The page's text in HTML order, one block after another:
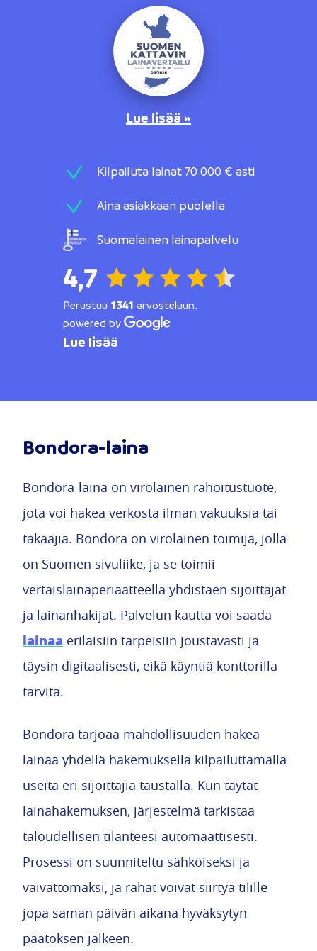
Lue lisää »
Kilpailuta lainat 70 000 € asti
Aina asiakkaan puolella
Suomalainen lainapalvelu
4,7
Perustuu 1341 arvosteluun.
powered by
Lue lisää
Bondora-laina
Bondora-laina on virolainen rahoitustuote,
jota voi hakea verkosta ilman vakuuksia tai
takaajia. Bondora on virolainen toimija, jolla
on Suomen sivuliike, ja se toimii
vertaislainaperiaatteella yhdistäen sijoittajat
ja lainanhakijat. Palvelun kautta voi saada
lainaa erilaisiin tarpeisiin joustavasti ja
täysin digitaalisesti, eikä käyntiä konttorilla
tarvita.
Bondora tarjoaa mahdollisuuden hakea
lainaa yhdellä hakemuksella kilpailuttamalla
useita eri sijoittajia taustalla. Kun täytät
lainahakemuksen, järjestelmä tarkistaa
taloudellisen tilanteesi automaattisesti.
Prosessi on suunniteltu sähköiseksi ja
vaivattomaksi, ja rahat voivat siirtyä tilille
jopa saman päivän aikana hyväksytyn
päätöksen jälkeen.